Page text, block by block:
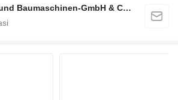
alga Nutzfahrzeug- und Baumaschinen-GmbH & Co. KG